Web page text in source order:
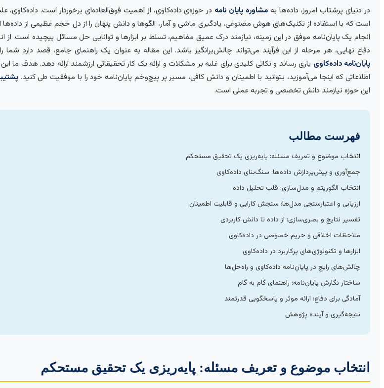
در دنیای پرشتاب امروز، داده‌ها بهمشاوره پایان نامه در حوزه‌ی داده‌کاوی، از اهمیت فوق‌العاده‌ای برخوردار است. داده‌کاوی،
است که با استفاده از تکنیک‌های هوش مصنوعی، یادگیری ماشی و آمار، الگوها و دانش پنهان را از دل حجم عظیمی از
انجام یک پایان‌نامه موفق در این زمینه، نیازمند درک عمیق مفاهیم، تسلط بر ابزارها و توانایی حل مسائل پیچیده است. از
دفاع نهایی، هر مرحله از این فرآیند می‌تواند چالش‌برانگیز باشد. این مقاله به عنوان یک راهنمای جامع، قصد دارد شما
پایان‌نامه داده‌کاوی یاری رساند و نکاتی کلیدی برای غلبه بر مشکلات و ارائه یک کار تحقیقاتی ارزشمند ارائه دهد. هدف ما
اطلاعاتی که اینجا می‌آموزید، بتوانید با اطمینان و دانش کافی، مسیر پر پیچ‌وخم پایان‌نامه خود را با موفقیت طی کنید.
این حوزه نیازمند دانش تخصصی و تجربه عملی است.
فهرست مطالب
انتخاب موضوع و تعریف مسئله: پایه‌ریزی یک تحقیق مستحکم
جمع‌آوری و پیش‌پردازش داده‌ها: سنگ‌بنای داده‌کاوی
انتخاب الگوریتم و مدل‌سازی: قلب تحلیل داده
ارزیابی و اعتبارسنجی مدل‌ها: سنجش کارایی و قابلیت اطمینان
تفسیر نتایج و بصری‌سازی: از داده تا دانش کاربردی
ملاحظات اخلاقی و حریم خصوصی در داده‌کاوی
ابزارها و تکنولوژی‌های پرکاربرد در داده‌کاوی
چالش‌های رایج در پایان‌نامه داده‌کاوی و راه‌حل‌ها
ساختار نگارش پایان‌نامه: راهنمای گام به گام
آمادگی برای دفاع: ارائه موثر و پاسخگویی قدرتمند
نتیجه‌گیری و آینده پژوهش
انتخاب موضوع و تعریف مسئله: پایه‌ریزی یک تحقیق مستحکم